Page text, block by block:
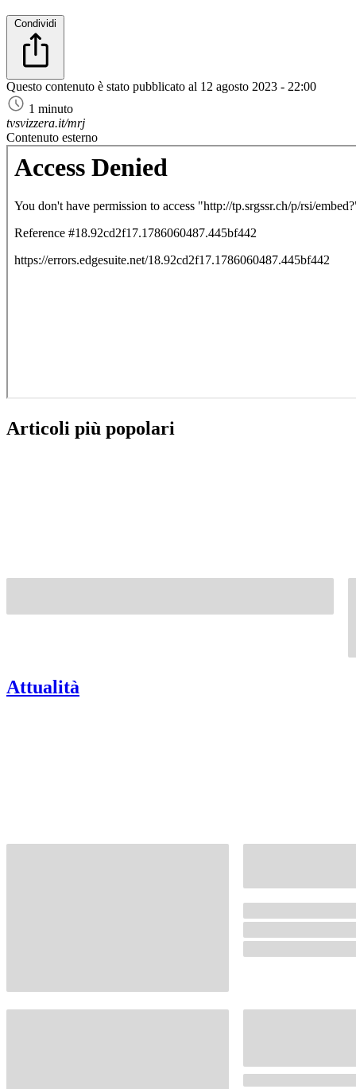
Condividi
Questo contenuto è stato pubblicato al 12 agosto 2023 - 22:00
1 minuto
tvsvizzera.it/mrj
Contenuto esterno
Articoli più popolari
Attualità